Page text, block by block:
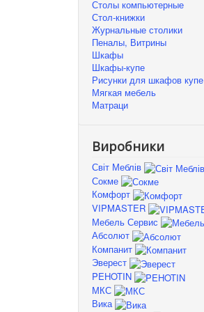
Столы компьютерные
Стол-книжки
Журнальные столики
Пеналы, Витрины
Шкафы
Шкафы-купе
Рисунки для шкафов купе
Мягкая мебель
Матраци
Виробники
Світ Меблів
Сокме
Комфорт
VIPMASTER
Мебель Сервис
Абсолют
Компанит
Эверест
PEHOTIN
МКС
Вика